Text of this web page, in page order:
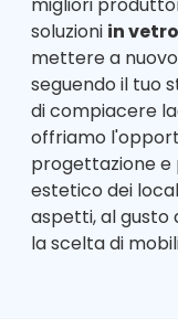
migliori
soluzioni in vetro
mettere a
seguendo il tuo
di compiacere
offriamo
progettazione e
estetico dei
aspetti, al gusto
la scelta di